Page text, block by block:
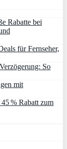
Rabatte bei
für Fernseher,
So
mit
% Rabatt zum